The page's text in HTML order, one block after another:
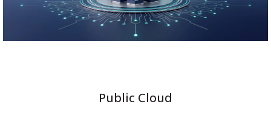
Public Cloud